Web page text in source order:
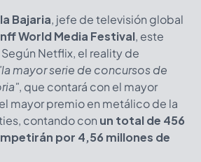
Bajaria, jefe de televisión global
World Media Festival, este
Netflix, el reality de
mayor serie de concursos de
, que contará con el mayor
mayor premio en metálico de la
contando con un total de 456
por 4,56 millones de